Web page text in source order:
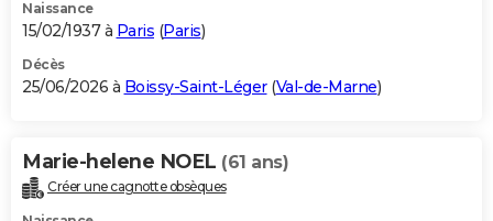
Naissance
15/02/1937 à Paris (Paris)
Décès
25/06/2026 à Boissy-Saint-Léger(Val-de-Marne)
Marie-helene NOEL (61 ans)
Créer une cagnotte obsèques